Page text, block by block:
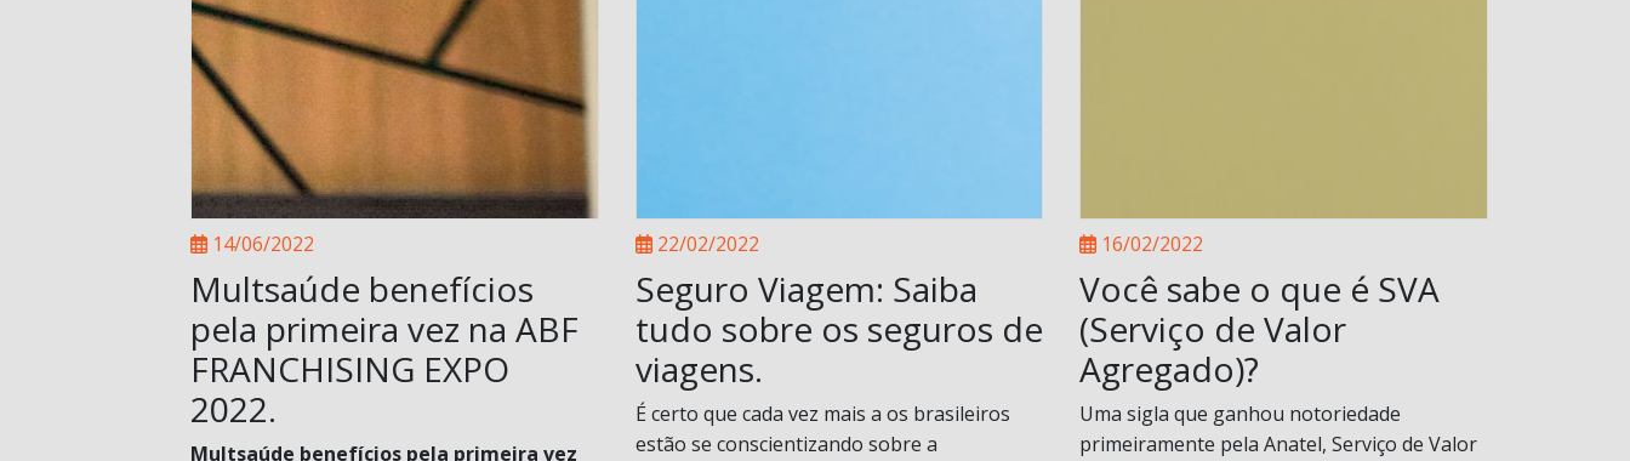
14/06/2022
Multsaúde benefícios
pela primeira vez na ABF
FRANCHISING EXPO
2022.
Multsaúde benefícios pela primeira vez
22/02/2022
Seguro Viagem: Saiba
tudo sobre os seguros de
viagens.
É certo que cada vez mais a os brasileiros
estão se conscientizando sobre a
16/02/2022
Você sabe o que é SVA
(Serviço de Valor
Agregado)?
Uma sigla que ganhou notoriedade
primeiramente pela Anatel, Serviço de Valor